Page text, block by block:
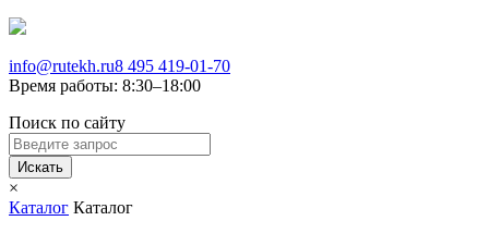
info@rutekh.ru8 495 419-01-70
Время работы: 8:30–18:00
Поиск по сайту
Искать
×
Каталог Каталог